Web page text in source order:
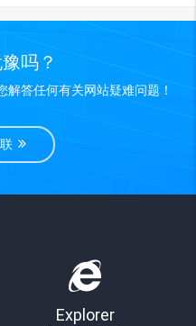
吗？
答任何有关网站疑难问题！
Explorer